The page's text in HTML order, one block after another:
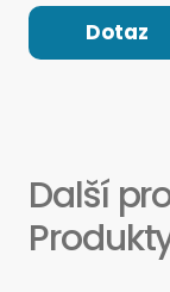
Dotaz
Další